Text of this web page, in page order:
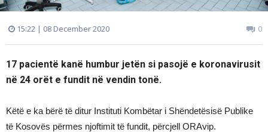
15:22 | 08 December 2020 0
17 pacientë kanë humbur jetën si pasojë e koronavirusit
në 24 orët e fundit në vendin tonë.
Këtë e ka bërë të ditur Instituti Kombëtar i Shëndetësisë Publike
të Kosovës përmes njoftimit të fundit, përcjell ORAvip.